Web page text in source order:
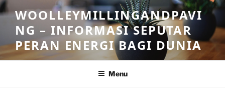
Skip
to
content
WOOLLEYMILLINGANDPAVI
NG – INFORMASI SEPUTAR
PERAN ENERGI BAGI DUNIA
Menu